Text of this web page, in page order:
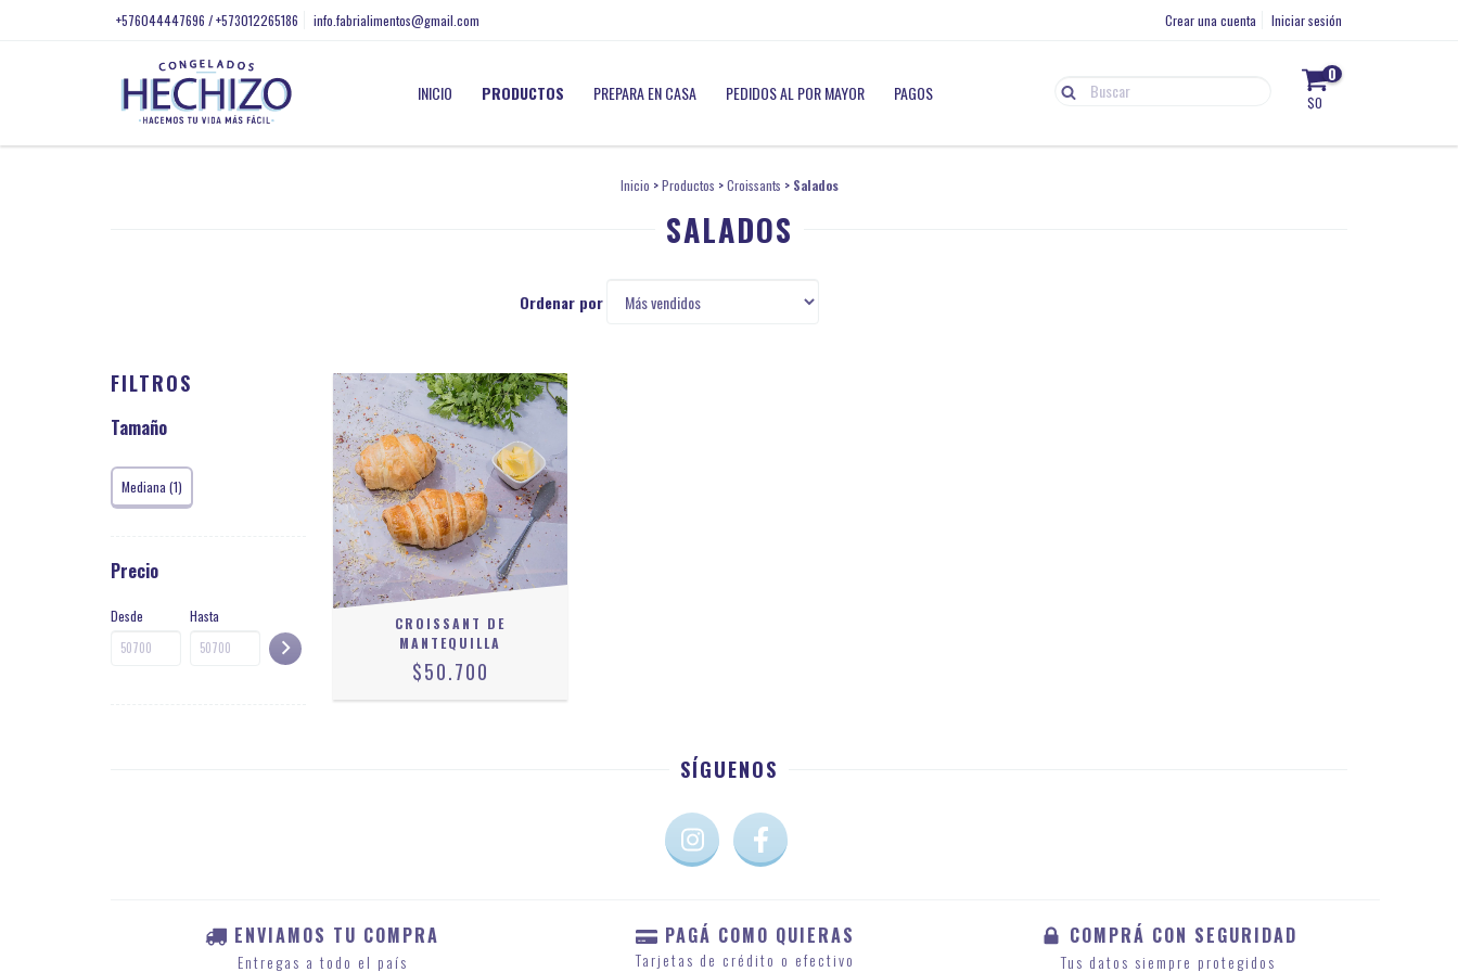
+576044447696 / +573012265186 info.fabrialimentos@gmail.com Crear una cuenta Iniciar sesión
INICIO PRODUCTOS PREPARA EN CASA PEDIDOS AL POR MAYOR PAGOS
0
$0
Inicio > Productos > Croissants > Salados
SALADOS
Ordenar por
FILTROS
Tamaño
Mediana (1)
Precio
Desde Hasta
CROISSANT DE
MANTEQUILLA
$50.700
SÍGUENOS
ENVIAMOS TU COMPRA
Entregas a todo el país
PAGÁ COMO QUIERAS
Tarjetas de crédito o efectivo
COMPRÁ CON SEGURIDAD
Tus datos siempre protegidos